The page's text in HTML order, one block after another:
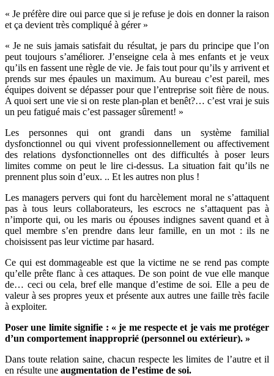
« Je préfère dire oui parce que si je refuse je dois en donner la raison
et ça devient très compliqué à gérer »
« Je ne suis jamais satisfait du résultat, je pars du principe que l’on
peut toujours s’améliorer. J’enseigne cela à mes enfants et je veux
qu’ils en fassent une règle de vie. Je fais tout pour qu’ils y arrivent et
prends sur mes épaules un maximum. Au bureau c’est pareil, mes
équipes doivent se dépasser pour que l’entreprise soit fière de nous.
A quoi sert une vie si on reste plan-plan et benêt?… c’est vrai je suis
un peu fatigué mais c’est passager sûrement! »
Les personnes qui ont grandi dans un système familial
dysfonctionnel ou qui vivent professionnellement ou affectivement
des relations dysfonctionnelles ont des difficultés à poser leurs
limites comme on peut le lire ci-dessus. La situation fait qu’ils ne
prennent plus soin d’eux. .. Et les autres non plus !
Les managers pervers qui font du harcèlement moral ne s’attaquent
pas à tous leurs collaborateurs, les escrocs ne s’attaquent pas à
n’importe qui, ou les maris ou épouses indignes savent quand et à
quel membre s’en prendre dans leur famille, en un mot : ils ne
choisissent pas leur victime par hasard.
Ce qui est dommageable est que la victime ne se rend pas compte
qu’elle prête flanc à ces attaques. De son point de vue elle manque
de… ceci ou cela, bref elle manque d’estime de soi. Elle a peu de
valeur à ses propres yeux et présente aux autres une faille très facile
à exploiter.
Poser une limite signifie : « je me respecte et je vais me protéger
d’un comportement inapproprié (personnel ou extérieur). »
Dans toute relation saine, chacun respecte les limites de l’autre et il
en résulte une augmentation de l’estime de soi.